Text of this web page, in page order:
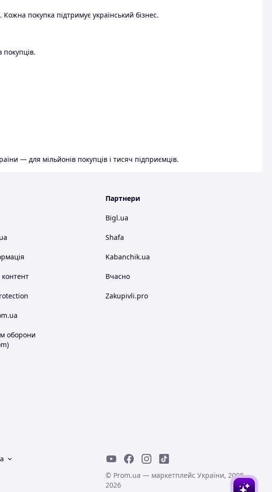
покупка підтримує український бізнес.
покупців.
— для мільйонів покупців і тисяч підприємців.
оборони
Партнери
Bigl.ua
Shafa
Kabanchik.ua
Вчасно
Zakupivli.pro
© Prom.ua — маркетплейс України, 2008-
2026